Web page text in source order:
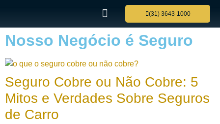
(31) 3643-1000
Nosso Negócio é Seguro
Seguro Cobre ou Não Cobre: 5
Mitos e Verdades Sobre Seguros
de Carro